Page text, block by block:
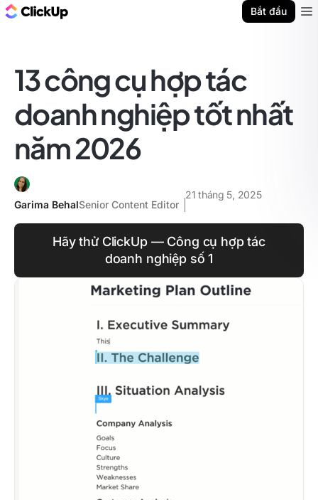
Bắt đầu
13 công cụ hợp tác
doanh nghiệp tốt nhất
năm 2026
Garima BehalSenior Content Editor
21 tháng 5, 2025
Hãy thử ClickUp — Công cụ hợp tác
doanh nghiệp số 1